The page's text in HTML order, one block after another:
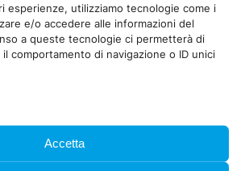
esperienze, utilizziamo tecnologie come i
e/o accedere alle informazioni del
a queste tecnologie ci permetterà di
comportamento di navigazione o ID unici
Accetta
50% – BOBINA 76 CM X
€ IVA inclusa